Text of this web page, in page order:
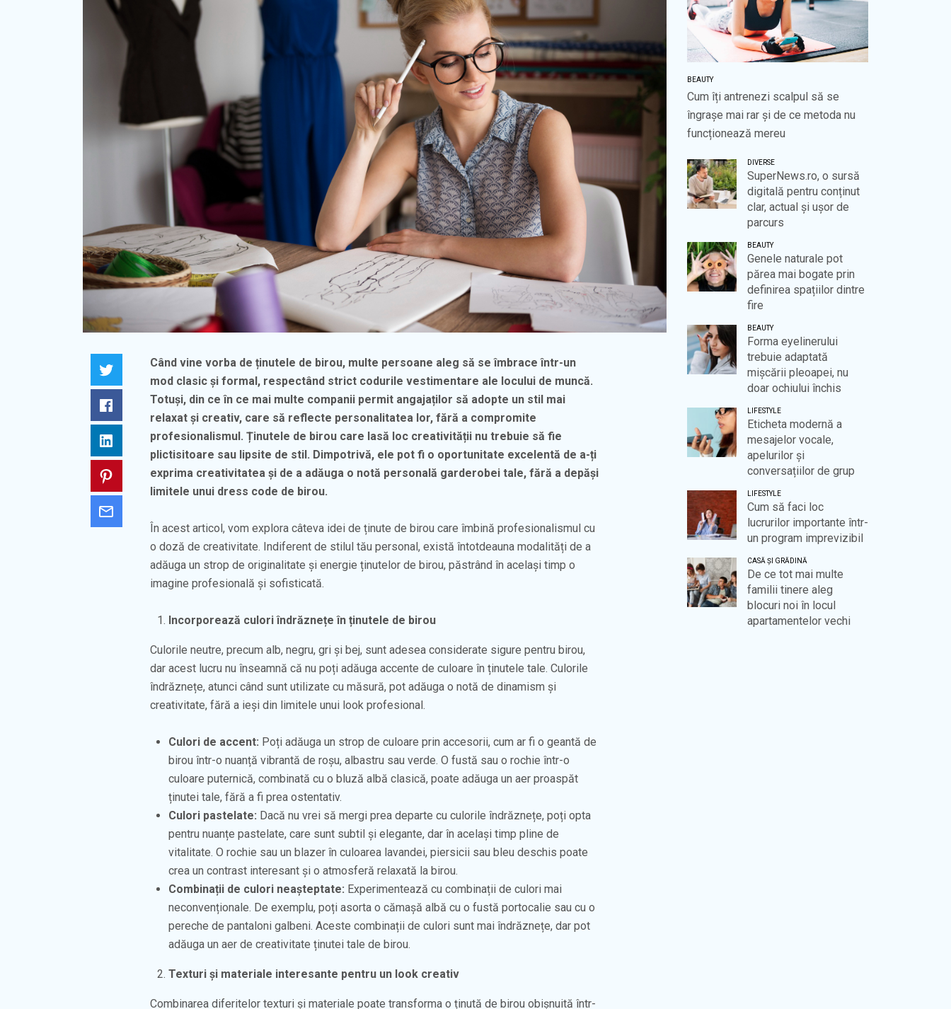
Facebook
LinkedIn
Pinterest
Când vine vorba de ținutele de birou, multe persoane aleg să se îmbrace într-un
mod clasic și formal, respectând strict codurile vestimentare ale locului de muncă.
Totuși, din ce în ce mai multe companii permit angajaților să adopte un stil mai
relaxat și creativ, care să reflecte personalitatea lor, fără a compromite
profesionalismul. Ținutele de birou care lasă loc creativității nu trebuie să fie
plictisitoare sau lipsite de stil. Dimpotrivă, ele pot fi o oportunitate excelentă de a-ți
exprima creativitatea și de a adăuga o notă personală garderobei tale, fără a depăși
limitele unui dress code de birou.
În acest articol, vom explora câteva idei de ținute de birou care îmbină profesionalismul cu
o doză de creativitate. Indiferent de stilul tău personal, există întotdeauna modalități de a
adăuga un strop de originalitate și energie ținutelor de birou, păstrând în același timp o
imagine profesională și sofisticată.
Incorporează culori îndrăznețe în ținutele de birou
Culorile neutre, precum alb, negru, gri și bej, sunt adesea considerate sigure pentru birou,
dar acest lucru nu înseamnă că nu poți adăuga accente de culoare în ținutele tale. Culorile
îndrăznețe, atunci când sunt utilizate cu măsură, pot adăuga o notă de dinamism și
creativitate, fără a ieși din limitele unui look profesional.
Culori de accent: Poți adăuga un strop de culoare prin accesorii, cum ar fi o geantă de
birou într-o nuanță vibrantă de roșu, albastru sau verde. O fustă sau o rochie într-o
culoare puternică, combinată cu o bluză albă clasică, poate adăuga un aer proaspăt
ținutei tale, fără a fi prea ostentativ.
Culori pastelate: Dacă nu vrei să mergi prea departe cu culorile îndrăznețe, poți opta
pentru nuanțe pastelate, care sunt subtil și elegante, dar în același timp pline de
vitalitate. O rochie sau un blazer în culoarea lavandei, piersicii sau bleu deschis poate
crea un contrast interesant și o atmosferă relaxată la birou.
Combinații de culori neașteptate: Experimentează cu combinații de culori mai
neconvenționale. De exemplu, poți asorta o cămașă albă cu o fustă portocalie sau cu o
pereche de pantaloni galbeni. Aceste combinații de culori sunt mai îndrăznețe, dar pot
adăuga un aer de creativitate ținutei tale de birou.
Texturi și materiale interesante pentru un look creativ
Combinarea diferitelor texturi și materiale poate transforma o ținută de birou obișnuită într-
BEAUTY
Cum îți antrenezi scalpul să se
îngrașe mai rar și de ce metoda nu
funcționează mereu
DIVERSE
SuperNews.ro, o sursă
digitală pentru conținut
clar, actual și ușor de
parcurs
BEAUTY
Genele naturale pot
părea mai bogate prin
definirea spațiilor dintre
fire
BEAUTY
Forma eyelinerului
trebuie adaptată
mișcării pleoapei, nu
doar ochiului închis
LIFESTYLE
Eticheta modernă a
mesajelor vocale,
apelurilor și
conversațiilor de grup
LIFESTYLE
Cum să faci loc
lucrurilor importante într-
un program imprevizibil
CASĂ ȘI GRĂDINĂ
De ce tot mai multe
familii tinere aleg
blocuri noi în locul
apartamentelor vechi